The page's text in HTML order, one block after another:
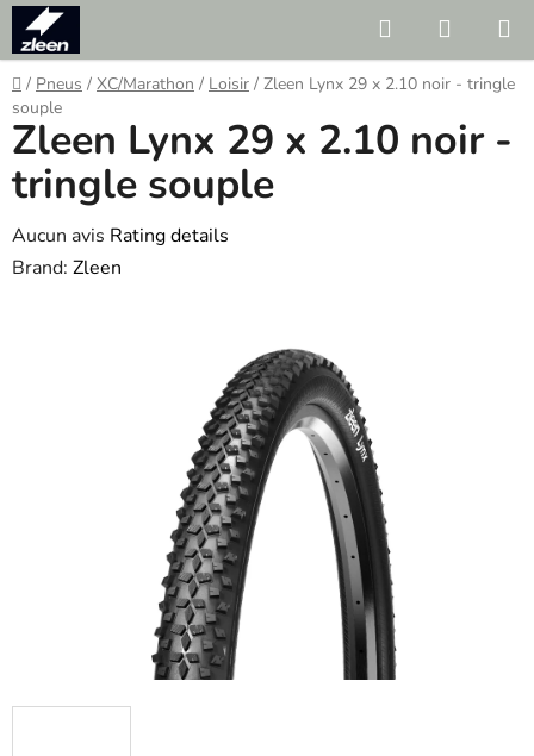
Skip
content
Search
CART
Home
/ Pneus / XC/Marathon / Loisir / Zleen Lynx 29 x 2.10 noir - tringle
souple
Zleen Lynx 29 x 2.10 noir -
tringle souple
The
average
Aucun avis Rating details
Brand: Zleen